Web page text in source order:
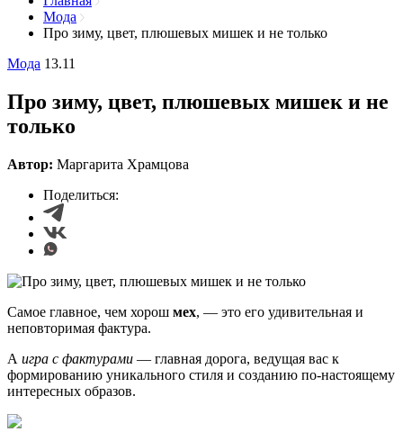
Мода
Про зиму, цвет, плюшевых мишек и не только
Мода 13.11
Про зиму, цвет, плюшевых мишек и не
только
Автор: Маргарита Храмцова
Поделиться:
Самое главное, чем хорош мех, — это его удивительная и
неповторимая фактура.
А игра с фактурами — главная дорога, ведущая вас к
формированию уникального стиля и созданию по-настоящему
интересных образов.